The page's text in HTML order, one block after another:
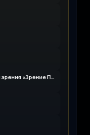
Клиника лазерной коррекции зрения «Зрение Пенза»